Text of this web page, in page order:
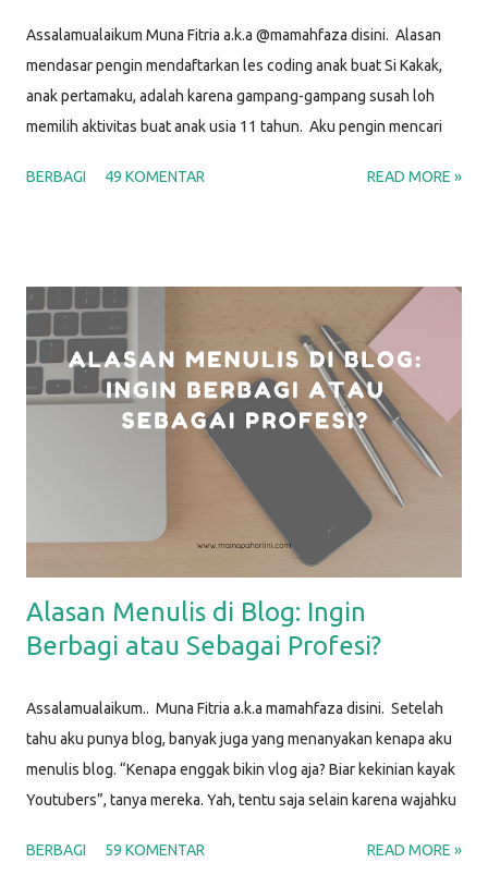
Assalamualaikum Muna Fitria a.k.a @mamahfaza disini. Alasan
mendasar pengin mendaftarkan les coding anak buat Si Kakak,
anak pertamaku, adalah karena gampang-gampang susah loh
memilih aktivitas buat anak usia 11 tahun. Aku pengin mencari
produktif, yang sesuai dengan minatnya, yang menantang, dan
alhamdulillah kami memutuskan bahwa kegiatan yang memenuhi
semua kriteria di atas adalah BELAJAR CODING . "Hah? Coding ?
Itu yang untuk membuat program komputer sama aplikasi hape
itu kan? Belajar coding untuk anak apa engga terlalu susah?" I
know.. I know.. Awalnya aku juga mikir gitu. Tapi setelah nyoba
belajar di sekolah coding anak Hacktivkidz, kekhawatiran itu
terpatahkan. Hacktivkidz by Hacktiv8 Hacktiv8 adalah lembaga
BERBAGI 49 KOMENTAR READ MORE »
Alasan Menulis di Blog: Ingin
Berbagi atau Sebagai Profesi?
Assalamualaikum.. Muna Fitria a.k.a mamahfaza disini. Setelah
tahu aku punya blog, banyak juga yang menanyakan kenapa aku
menulis blog. “Kenapa enggak bikin vlog aja? Biar kekinian kayak
Youtubers”, tanya mereka. Yah, tentu saja selain karena wajahku
menulis blog. ALASAN MENULIS DI BLOG PERTAMA KALI
BERBAGI 59 KOMENTAR READ MORE »